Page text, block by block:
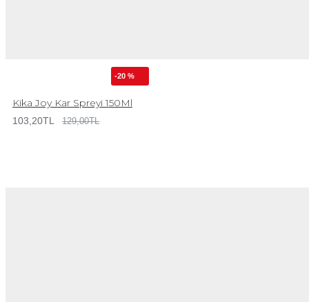
-20 %
Kika Joy Kar Spreyi 150Ml
103,20TL 129,00TL